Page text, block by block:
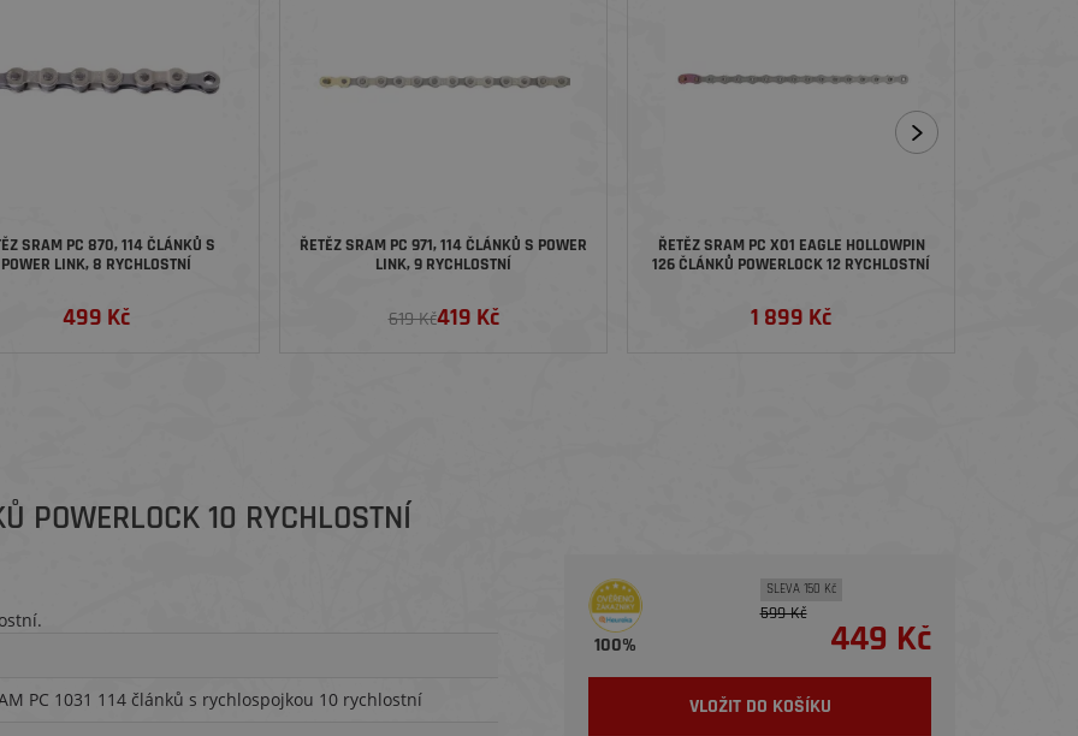
SRAM PC 870, 114 ČLÁNKŮ S
POWER LINK, 8 RYCHLOSTNÍ
499 Kč
ŘETĚZ SRAM PC 971, 114 ČLÁNKŮ S POWER
LINK, 9 RYCHLOSTNÍ
619 Kč419 Kč
ŘETĚZ SRAM PC X01 EAGLE HOLLOWPIN
126 ČLÁNKŮ POWERLOCK 12 RYCHLOSTNÍ
1 899 Kč
POWERLOCK 10 RYCHLOSTNÍ
PC 1031 114 článků s rychlospojkou 10 rychlostní
100%
SLEVA 150 Kč
599 Kč
449 Kč
VLOŽIT DO KOŠÍKU